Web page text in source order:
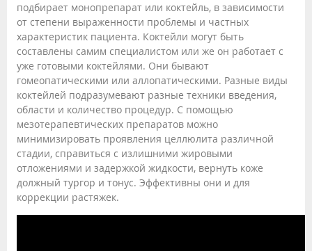
подбирает монопрепарат или коктейль, в зависимости
от степени выраженности проблемы и частных
характеристик пациента. Коктейли могут быть
составлены самим специалистом или же он работает с
уже готовыми коктейлями. Они бывают
гомеопатическими или аллопатическими. Разные виды
коктейлей подразумевают разные техники введения,
области и количество процедур. С помощью
мезотерапевтических препаратов можно
минимизировать проявления целлюлита различной
стадии, справиться с излишними жировыми
отложениями и задержкой жидкости, вернуть коже
должный тургор и тонус. Эффективны они и для
коррекции растяжек.